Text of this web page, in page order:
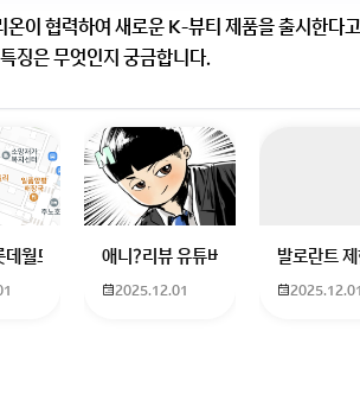
이 협력하여 새로운 K-뷰티 제품을 출시한다
징은 무엇인지 궁금합니다.
요!
르면 내용이 보입니다
는 09년생입니다 지금 제 내신이 5등급제 기준으로
데월드 가는 법 목포 버스 터미널에서 롯데월드로
애니?리뷰 유튜버 찾아주세요ㅠㅠ 무
2025.12.01
발로란트
2025.12.01